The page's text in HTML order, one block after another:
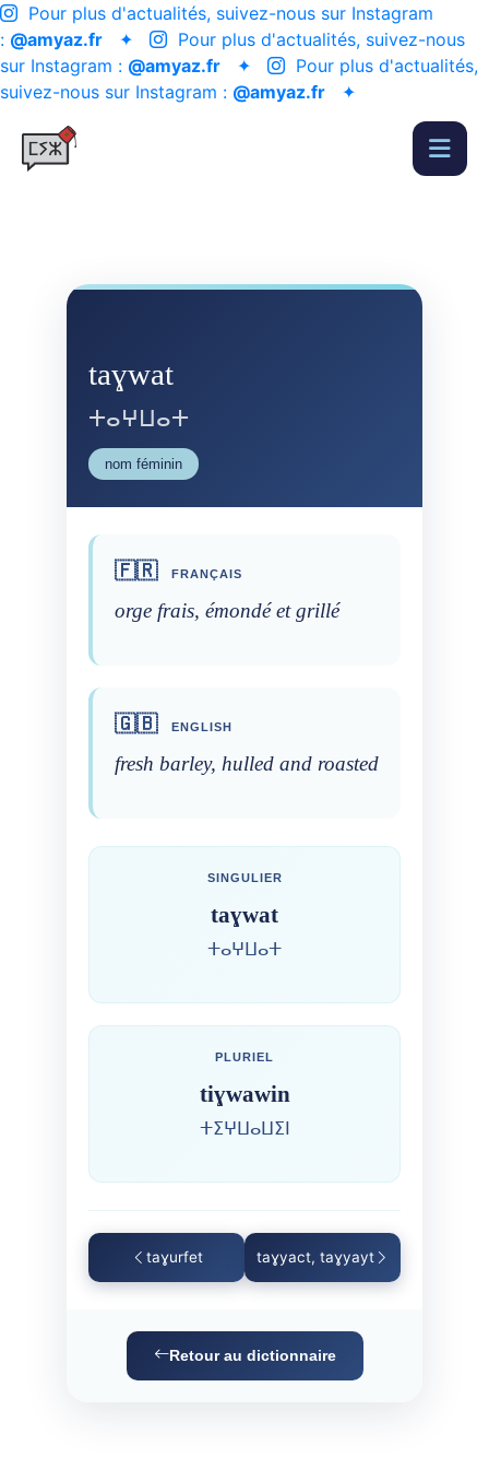
Pour plus d'actualités, suivez-nous sur Instagram
: @amyaz.fr ✦
Pour plus d'actualités, suivez-nous
sur Instagram : @amyaz.fr ✦
Pour plus d'actualités,
suivez-nous sur Instagram : @amyaz.fr ✦
taɣwat
ⵜⴰⵖⵡⴰⵜ
nom féminin
🇫🇷 FRANÇAIS
orge frais, émondé et grillé
🇬🇧 ENGLISH
fresh barley, hulled and roasted
SINGULIER
taɣwat
ⵜⴰⵖⵡⴰⵜ
PLURIEL
tiɣwawin
ⵜⵉⵖⵡⴰⵡⵉⵏ
taɣurfet taɣyact, taɣyayt
Retour au dictionnaire